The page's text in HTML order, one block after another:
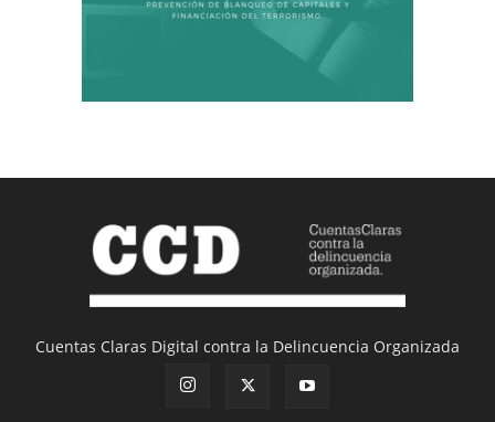
Cuentas Claras Digital contra la Delincuencia Organizada